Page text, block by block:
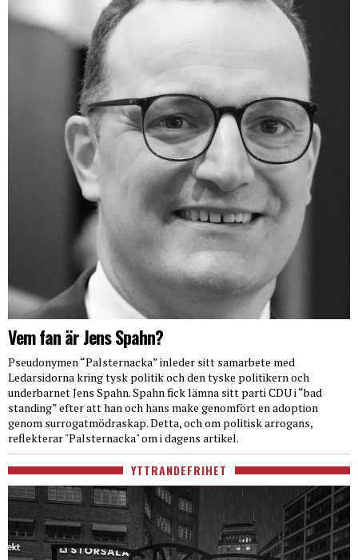
Vem fan är Jens Spahn?
Pseudonymen “Palsternacka” inleder sitt samarbete med
Ledarsidorna kring tysk politik och den tyske politikern och
underbarnet Jens Spahn. Spahn fick lämna sitt parti CDU i “bad
standing” efter att han och hans make genomfört en adoption
genom surrogatmödraskap. Detta, och om politisk arrogans,
reflekterar "Palsternacka" om i dagens artikel.
YTTRANDEFRIHET